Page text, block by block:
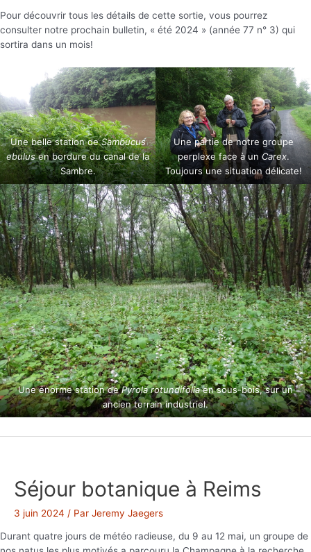
Pour découvrir tous les détails de cette sortie, vous pourrez
consulter notre prochain bulletin, « été 2024 » (année 77 n° 3) qui
sortira dans un mois!
Une belle station deSambucus
ebulusen bordure du canal de la
Sambre.
Une partie de notre groupe
perplexe face à unCarex.
Toujours une situation délicate!
Une énorme station dePyrola rotundifoliaen sous-bois, sur un
ancien terrain industriel.
Séjour botanique à Reims
3 juin 2024 / Par Jeremy Jaegers
Durant quatre jours de météo radieuse, du 9 au 12 mai, un groupe de